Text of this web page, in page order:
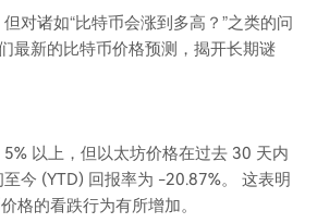
对诸如“比特币会涨到多高？”之类的问
最新的比特币价格预测，揭开长期谜
以上，但以太坊价格在过去 30 天内
今 (YTD) 回报率为 -20.87%。 这表明
格的看跌行为有所增加。